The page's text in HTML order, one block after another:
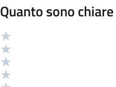
Quanto sono
Valutazione